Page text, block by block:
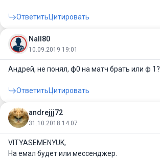
ОтветитьЦитировать
Nall80
10.09.2019 19:01
Андрей, не понял, ф0 на матч брать или ф 1?
ОтветитьЦитировать
andrejjj72
31.10.2018 14:07
VITYASEMENYUK,
На емал будет или мессенджер.